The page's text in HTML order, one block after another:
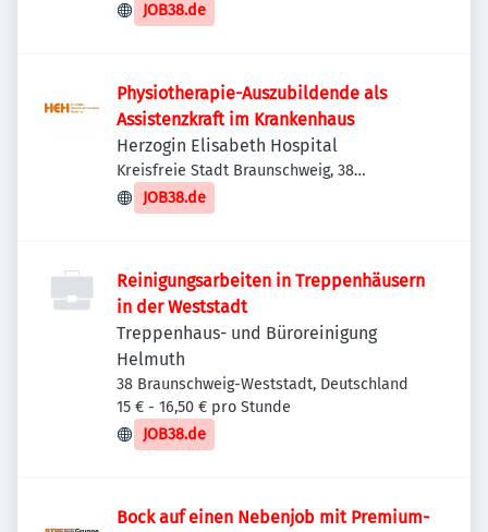
JOB38.de
Physiotherapie-Auszubildende als
Assistenzkraft im Krankenhaus
Herzogin Elisabeth Hospital
Kreisfreie Stadt Braunschweig, 38
Braunschweig, Deutschland
JOB38.de
Reinigungsarbeiten in Treppenhäusern
in der Weststadt
Treppenhaus- und Büroreinigung
Helmuth
38 Braunschweig-Weststadt, Deutschland
15 € - 16,50 € pro Stunde
JOB38.de
Bock auf einen Nebenjob mit Premium-